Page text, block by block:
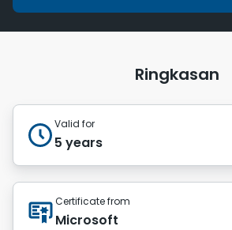
Ringkasan
Valid for
5 years
Certificate from
Microsoft